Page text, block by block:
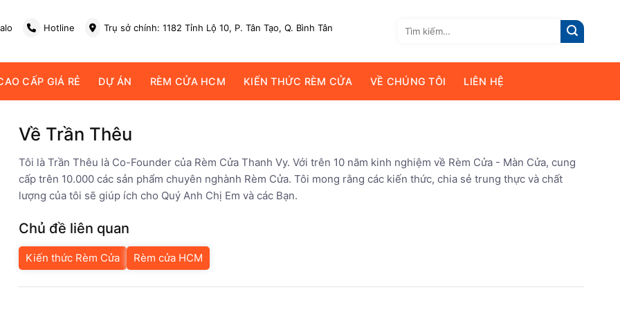
Hotline Trụ sở chính: 1182 Tỉnh Lộ 10, P. Tân Tạo, Q. Bình Tân
Tìm
CẤP GIÁ RẺ DỰ ÁN RÈM CỬA HCM KIẾN THỨC RÈM CỬA VỀ CHÚNG TÔI LIÊN HỆ
Về Trần Thêu
Tôi là Trần Thêu là Co-Founder của Rèm Cửa Thanh Vy. Với trên 10 năm kinh nghiệm về Rèm Cửa - Màn Cửa, cung
cấp trên 10.000 các sản phẩm chuyên nghành Rèm Cửa. Tôi mong rằng các kiến thức, chia sẻ trung thực và chất
lượng của tôi sẽ giúp ích cho Quý Anh Chị Em và các Bạn.
Chủ đề liên quan
Kiến thức Rèm Cửa Rèm cửa HCM